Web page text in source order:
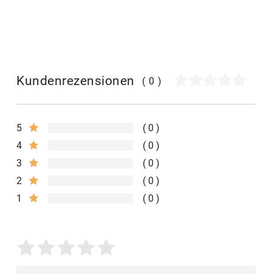
Kundenrezensionen (0)
5
0
4
0
3
0
2
0
1
0